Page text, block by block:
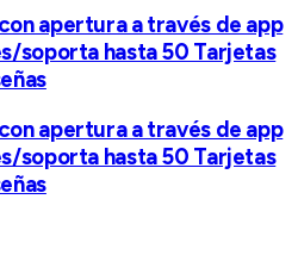
apertura a través de app
soporta hasta 50 Tarjetas
apertura a través de app
soporta hasta 50 Tarjetas